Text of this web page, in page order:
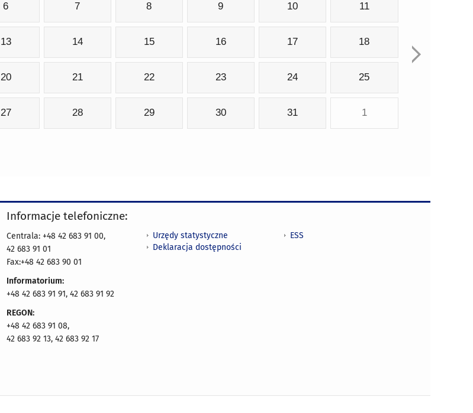
6 7 8 9 10 11
13 14 15 16 17 18
20 21 22 23 24 25
27 28 29 30 31 1
Informacje telefoniczne:
Centrala: +48 42 683 91 00,
42 683 91 01
Fax:+48 42 683 90 01
Informatorium:
+48 42 683 91 91, 42 683 91 92
REGON:
+48 42 683 91 08,
42 683 92 13, 42 683 92 17
Urzędy statystyczne
Deklaracja dostępności
ESS